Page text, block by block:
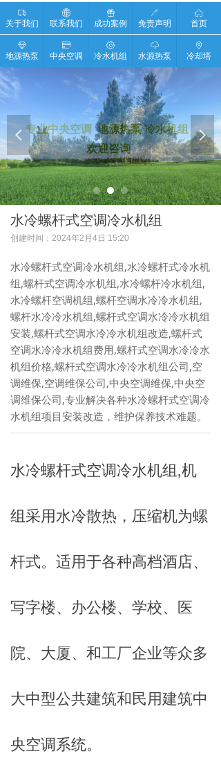
专业中央空调 地源热泵 冷水机组
欢迎咨询
넳 넲
ꄉ
关于我们
ꄓ
联系我们
ꁠ
成功案例
ꁤ
免责声明
ꀇ
首页
ꁐ
地源热泵
ꀔ
中央空调
ꂉ
冷水机组
ꄆ
水源热泵
ꄹ
冷却塔
水冷螺杆式空调冷水机组
创建时间： 2024年2月4日 15:20
水冷螺杆式空调冷水机组,水冷螺杆式冷水机
组,螺杆式空调冷水机组,水冷螺杆冷水机组,
水冷螺杆空调机组,螺杆空调水冷冷水机组,
螺杆水冷冷水机组,螺杆式空调水冷冷水机组
安装,螺杆式空调水冷冷水机组改造,螺杆式
空调水冷冷水机组费用,螺杆式空调水冷冷水
机组价格,螺杆式空调水冷冷水机组公司,空
调维保,空调维保公司,中央空调维保,中央空
调维保公司,专业解决各种水冷螺杆式空调冷
水机组项目安装改造，维护保养技术难题。
水冷螺杆式空调冷水机组,机
组采用水冷散热，压缩机为螺
杆式。适用于各种高档酒店、
写字楼、办公楼、学校、医
院、大厦、和工厂企业等众多
大中型公共建筑和民用建筑中
央空调系统。